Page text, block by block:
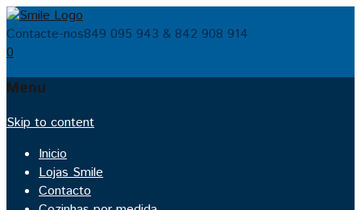
Contacte-nos849 095 943 & 842 908 914
0
Menu
Skip to content
Inicio
Lojas Smile
Contacto